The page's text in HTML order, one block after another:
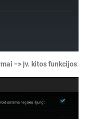
−> Įv. kitos funkcijos: